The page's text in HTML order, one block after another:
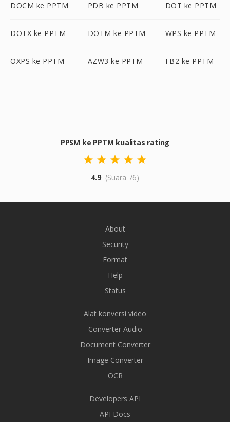
DOCM ke PPTM PDB ke PPTM DOT ke PPTM
DOTX ke PPTM DOTM ke PPTM WPS ke PPTM
OXPS ke PPTM AZW3 ke PPTM FB2 ke PPTM
PPSM ke PPTM kualitas rating
4.9 (Suara 76)
About
Security
Format
Help
Status
Alat konversi video
Converter Audio
Document Converter
Image Converter
OCR
Developers API
API Docs